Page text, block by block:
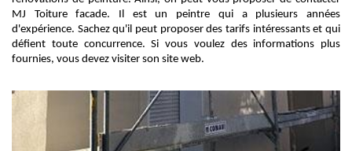
MJ Toiture facade. Il est un peintre qui a plusieurs années
d'expérience. Sachez qu'il peut proposer des tarifs intéressants et qui
défient toute concurrence. Si vous voulez des informations plus
fournies, vous devez visiter son site web.